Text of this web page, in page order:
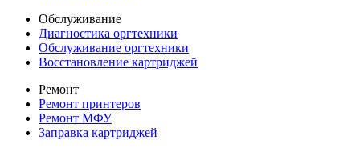
Обслуживание
Диагностика оргтехники
Обслуживание оргтехники
Восстановление картриджей
Ремонт
Ремонт принтеров
Ремонт МФУ
Заправка картриджей